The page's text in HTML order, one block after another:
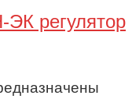
регулятор